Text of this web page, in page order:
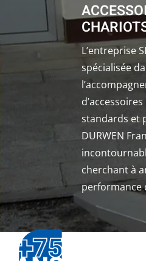
L’entreprise
spécialisée
standards et
DURWEN
cherchant à
performance